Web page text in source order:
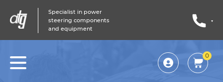
Specialist in power
steering components
and equipment
Личный
кабинет
0